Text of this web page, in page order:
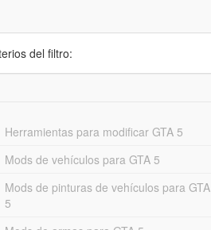
del filtro:
Herramientas para modificar GTA 5
Mods de vehículos para GTA 5
Mods de pinturas de vehículos para GTA
5